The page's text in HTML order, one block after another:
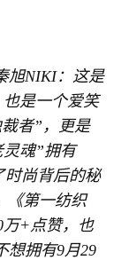
旭NIKI：这是
也是一个爱笑
者”，更是
魂”拥有
尚背后的秘
《第一纺织
万+点赞，也
想拥有9月29